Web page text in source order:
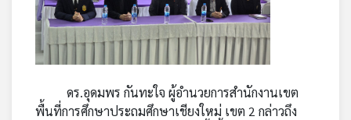
ดร.อุดมพร กันทะใจ ผู้อำนวยการสำนักงานเขต
พื้นที่การศึกษาประถมศึกษาเชียงใหม่ เขต 2 กล่าวถึง